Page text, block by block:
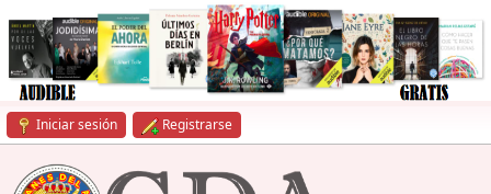
Iniciar sesión Registrarse